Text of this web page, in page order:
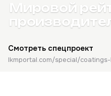
Мировой
Смотреть спецпроект
lkmportal.com/special/